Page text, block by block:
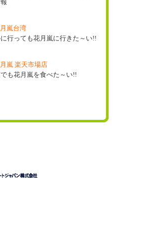
嵐台湾
行っても花月嵐に行きた～い!!
嵐 楽天市場店
も花月嵐を食べた～い!!